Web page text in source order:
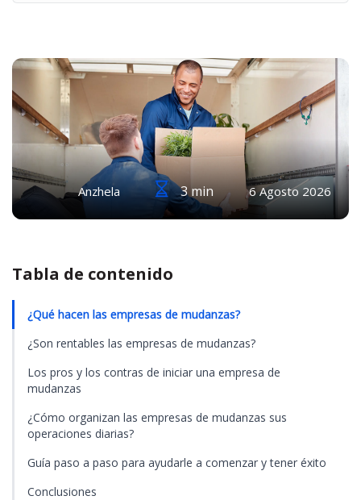
Anzhela 3 min 6 Agosto 2026
Tabla de contenido
¿Qué hacen las empresas de mudanzas?
¿Son rentables las empresas de mudanzas?
Los pros y los contras de iniciar una empresa de
mudanzas
¿Cómo organizan las empresas de mudanzas sus
operaciones diarias?
Guía paso a paso para ayudarle a comenzar y tener éxito
Conclusiones